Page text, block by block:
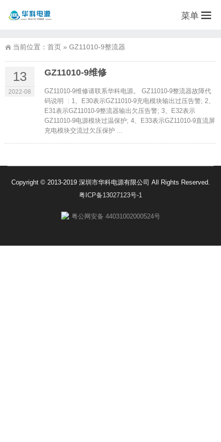
菜单
当前位置： 首页 » GZ11010-9整流器
13
2022-08
GZ11010-9维修
GZ11010-9维修请联系华科电源。 GZ11010-9整流器故障代
码说明 : 1、E30表示GZ11010-9充电模块输出过压告警; 2、
E31表示GZ11010-9整流器输出欠压告警; 3、E32表示
GZ11010-9电源模块过温保护; 4、E33表示GZ11010-9直流屏
充电模块交流过欠压保护 ...
Copyright © 2013-2019 深圳市华科电源有限公司 All Rights Reserved.
粤ICP备13027123号-1
粤公网安备 44031002000524号